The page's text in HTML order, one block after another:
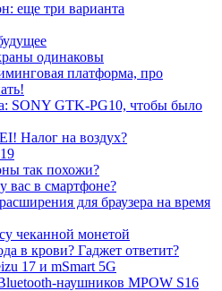
еще три варианта
одинаковы
платформа, про
SONY GTK-PG10, чтобы было
Налог на воздух?
так похожи?
в смартфоне?
для браузера на время
чеканной монетой
в крови? Гаджет ответит?
17 и mSmart 5G
наушников MPOW S16